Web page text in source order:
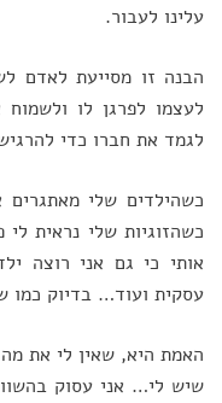
עלינו לעבור.
הבנה זו מסייעת לאדם
לעצמו לפרגן לו
לגמד את חברו כדי
כשהילדים שלי
כשהזוגיות שלי נראית
אותי כי גם אני רוצה
עסקית ועוד… בדיוק כמו
האמת היא, שאין לי את
שיש לי… אני עסוק